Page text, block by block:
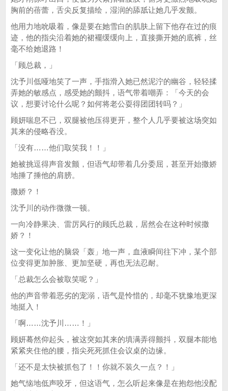
胸前的蓓蕾，舌尖反复描绘，湿润的舔舐让她几乎发颤。
他用力地吮吸着，像是要在她雪白的肌肤上留下他存在过的痕
迹，他的指尖沿着她的裙襬缓缓向上，直接撕开她的底裤，丝
毫不给她退路！
「顾总裁，」
沈予川低哑地笑了一声，手指滑入她已然泥泞的幽谷，轻轻揉
弄她的敏感点，感受她的颤抖，语气带着嘲弄：「今天的会
议，想要讨论什么呢？如何将老公耍得团团转吗？」
顾妍喘息不已，双腿被他压得更开，整个人几乎要被这场突如
其来的侵略吞没。
「没有……他们取笑我！！」
她被挑逗得声音发颤，但语气却带着几分委屈，甚至开始撒娇
地捶了捶他的肩膀。
撒娇？！
沈予川的动作微微一顿。
一向冷静果决、雷厉风行的顾氏总裁，居然会在这种时候撒
娇？！
这一变化让他的脑袋「轰」地一声，血液瞬间往下冲，某个部
位变得更加肿胀、更加坚硬，再也无法忍耐。
「总裁怎么会被取笑呢？」
他的声音带着恶劣的宠溺，语气是怜惜的，却毫不犹豫地更深
地挺入！
「啊……沈予川……！」
顾妍蓦然仰起头，被这突如其来的填满弄得颤抖，双腿本能地
紧紧夹住他的腰，指尖死死抓住会议桌的边缘。
「还不是太快被抓包了！！你就不装久一点？！」
她气恼地低声咬牙，但这语气，怎么听起来像是在抱怨他没配